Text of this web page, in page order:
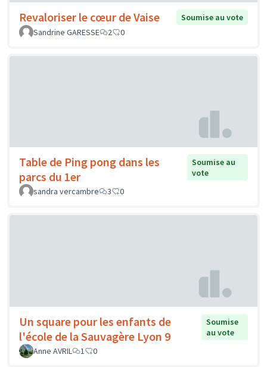
Revaloriser le cœur de Vaise
Soumise au vote
Sandrine GARESSE
2 0
Table de Ping pong dans les
parcs du 1er
Soumise au
vote
sandra vercambre
3 0
Un square pour les enfants de
l'école de la Sauvagère Lyon 9
Soumise
au vote
Anne AVRIL
1 0